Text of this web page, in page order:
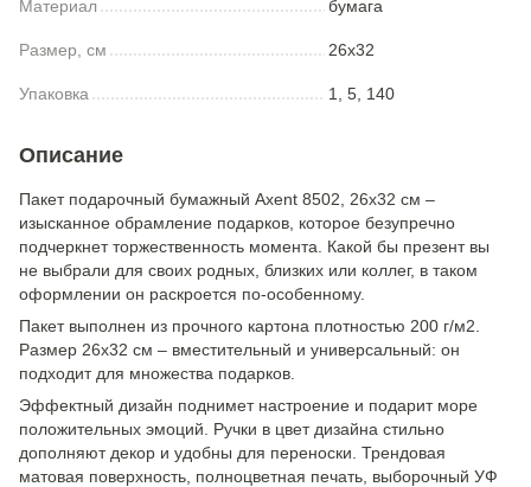
Материал бумага
Размер, см 26x32
Упаковка 1, 5, 140
Описание
Пакет подарочный бумажный Axent 8502, 26х32 см –
изысканное обрамление подарков, которое безупречно
подчеркнет торжественность момента. Какой бы презент вы
не выбрали для своих родных, близких или коллег, в таком
оформлении он раскроется по-особенному.
Пакет выполнен из прочного картона плотностью 200 г/м2.
Размер 26х32 см – вместительный и универсальный: он
подходит для множества подарков.
Эффектный дизайн поднимет настроение и подарит море
положительных эмоций. Ручки в цвет дизайна стильно
дополняют декор и удобны для переноски. Трендовая
матовая поверхность, полноцветная печать, выборочный УФ